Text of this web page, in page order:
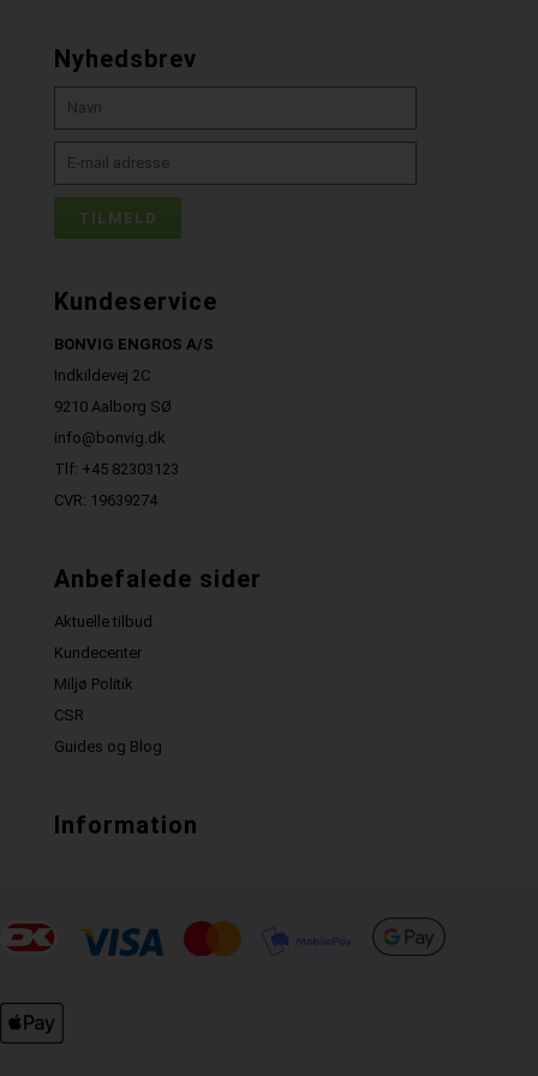
Nyhedsbrev
Kundeservice
BONVIG ENGROS A/S
Indkildevej 2C
9210 Aalborg SØ
info@bonvig.dk
Tlf: +45 82303123
CVR: 19639274
Anbefalede sider
Aktuelle tilbud
Kundecenter
Miljø Politik
CSR
Guides og Blog
Information